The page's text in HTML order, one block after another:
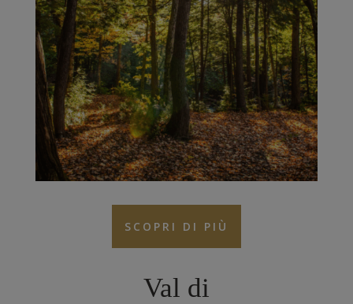
SCOPRI DI PIÙ
Val di